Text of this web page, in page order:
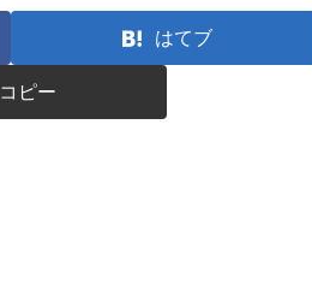
はてブ
コピー